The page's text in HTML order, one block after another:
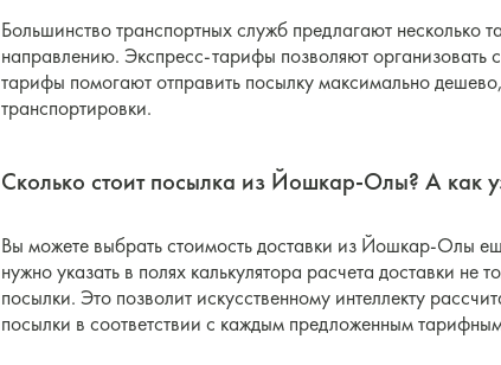
Большинство транспортных служб предлагают несколько
направлению. Экспресс-тарифы позволяют
тарифы помогают отправить посылку максимально
транспортировки.
Сколько стоит посылка из Йошкар-Олы? А как
Вы можете выбрать стоимость доставки из Йошкар-Олы
нужно указать в полях калькулятора расчета доставки не
посылки. Это позволит искусственному интеллекту
посылки в соответствии с каждым предложенным